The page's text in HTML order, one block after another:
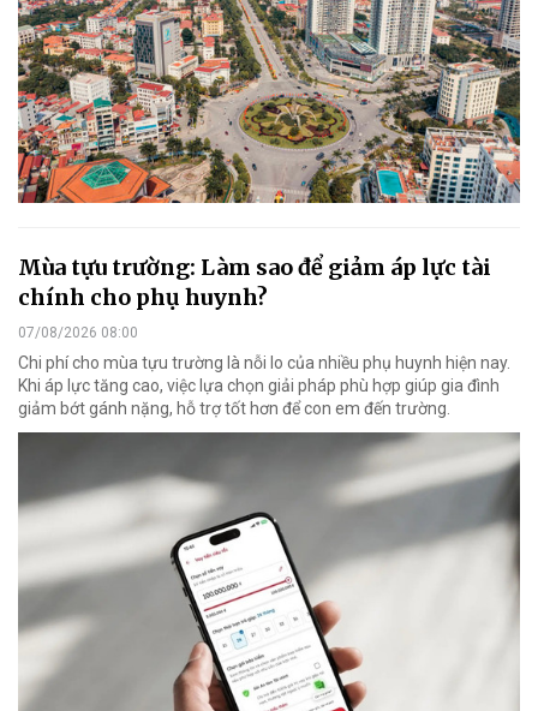
Mùa tựu trường: Làm sao để giảm áp lực tài
chính cho phụ huynh?
07/08/2026 08:00
Chi phí cho mùa tựu trường là nỗi lo của nhiều phụ huynh hiện nay.
Khi áp lực tăng cao, việc lựa chọn giải pháp phù hợp giúp gia đình
giảm bớt gánh nặng, hỗ trợ tốt hơn để con em đến trường.